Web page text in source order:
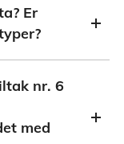
Er
nr. 6
med